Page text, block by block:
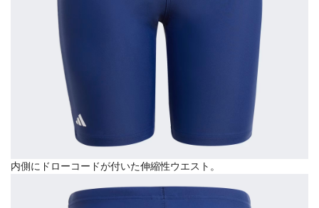
内側にドローコードが付いた伸縮性ウエスト。